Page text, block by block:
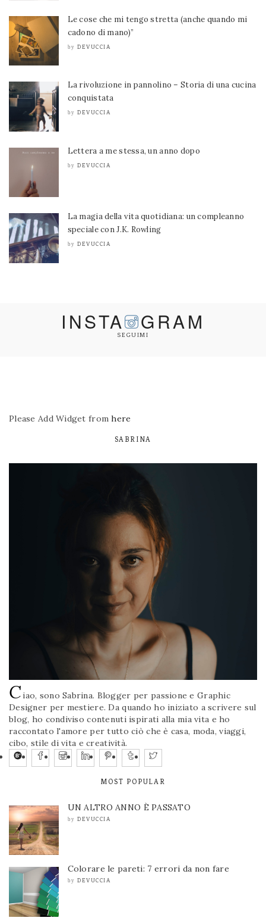
Le cose che mi tengo stretta (anche quando mi
cadono di mano)”
by DEVUCCIA
La rivoluzione in pannolino – Storia di una cucina
conquistata
by DEVUCCIA
Lettera a me stessa, un anno dopo
by DEVUCCIA
La magia della vita quotidiana: un compleanno
speciale con J.K. Rowling
by DEVUCCIA
INSTA GRAM
SEGUIMI
Please Add Widget fromhere
SABRINA
Ciao, sono Sabrina. Blogger per passione e Graphic
Designer per mestiere. Da quando ho iniziato a scrivere sul
blog, ho condiviso contenuti ispirati alla mia vita e ho
raccontato l'amore per tutto ciò che è casa, moda, viaggi,
cibo, stile di vita e creatività.
MOST POPULAR
UN ALTRO ANNO È PASSATO
by DEVUCCIA
Colorare le pareti: 7 errori da non fare
by DEVUCCIA